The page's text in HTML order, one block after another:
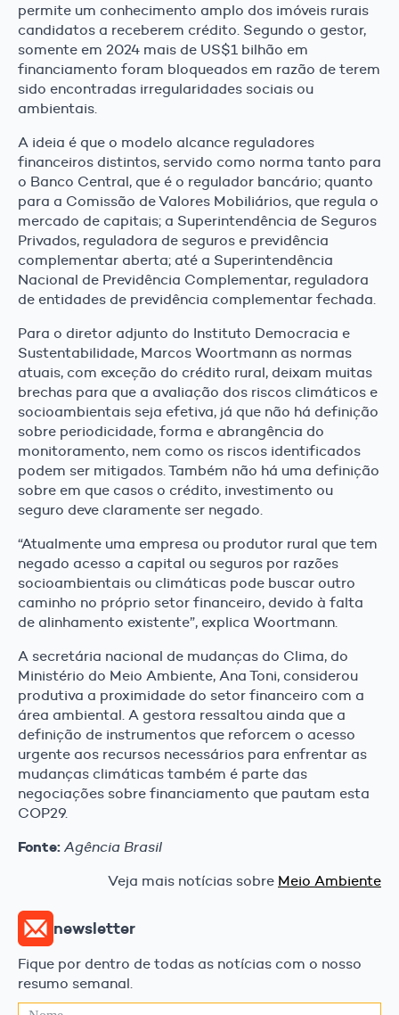
permite um conhecimento amplo dos imóveis rurais
candidatos a receberem crédito. Segundo o gestor,
somente em 2024 mais de US$1 bilhão em
financiamento foram bloqueados em razão de terem
sido encontradas irregularidades sociais ou
ambientais.
A ideia é que o modelo alcance reguladores
financeiros distintos, servido como norma tanto para
o Banco Central, que é o regulador bancário; quanto
para a Comissão de Valores Mobiliários, que regula o
mercado de capitais; a Superintendência de Seguros
Privados, reguladora de seguros e previdência
complementar aberta; até a Superintendência
Nacional de Previdência Complementar, reguladora
de entidades de previdência complementar fechada.
Para o diretor adjunto do Instituto Democracia e
Sustentabilidade, Marcos Woortmann as normas
atuais, com exceção do crédito rural, deixam muitas
brechas para que a avaliação dos riscos climáticos e
socioambientais seja efetiva, já que não há definição
sobre periodicidade, forma e abrangência do
monitoramento, nem como os riscos identificados
podem ser mitigados. Também não há uma definição
sobre em que casos o crédito, investimento ou
seguro deve claramente ser negado.
“Atualmente uma empresa ou produtor rural que tem
negado acesso a capital ou seguros por razões
socioambientais ou climáticas pode buscar outro
caminho no próprio setor financeiro, devido à falta
de alinhamento existente”, explica Woortmann.
A secretária nacional de mudanças do Clima, do
Ministério do Meio Ambiente, Ana Toni, considerou
produtiva a proximidade do setor financeiro com a
área ambiental. A gestora ressaltou ainda que a
definição de instrumentos que reforcem o acesso
urgente aos recursos necessários para enfrentar as
mudanças climáticas também é parte das
negociações sobre financiamento que pautam esta
COP29.
Fonte: Agência Brasil
Veja mais notícias sobre Meio Ambiente
newsletter
Fique por dentro de todas as notícias com o nosso
resumo semanal.